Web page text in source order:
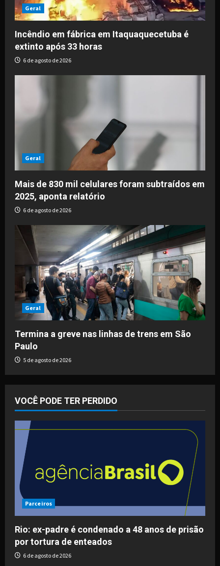
i
o
n
Geral
Incêndio em fábrica em Itaquaquecetuba é
extinto após 33 horas
6 de agosto de 2026
Geral
Mais de 830 mil celulares foram subtraídos em
2025, aponta relatório
6 de agosto de 2026
Geral
Termina a greve nas linhas de trens em São
Paulo
5 de agosto de 2026
VOCÊ PODE TER PERDIDO
Parceiros
Rio: ex-padre é condenado a 48 anos de prisão
por tortura de enteados
6 de agosto de 2026